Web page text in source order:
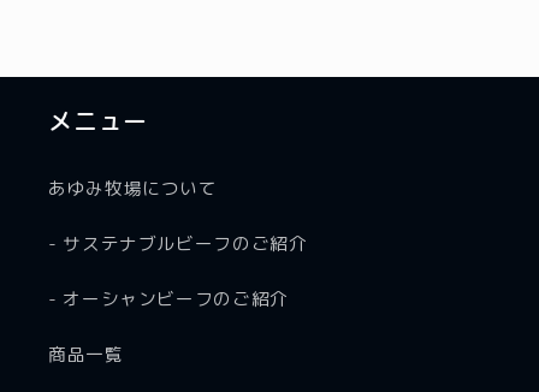
メニュー
あゆみ牧場について
- サステナブルビーフのご紹介
- オーシャンビーフのご紹介
商品一覧